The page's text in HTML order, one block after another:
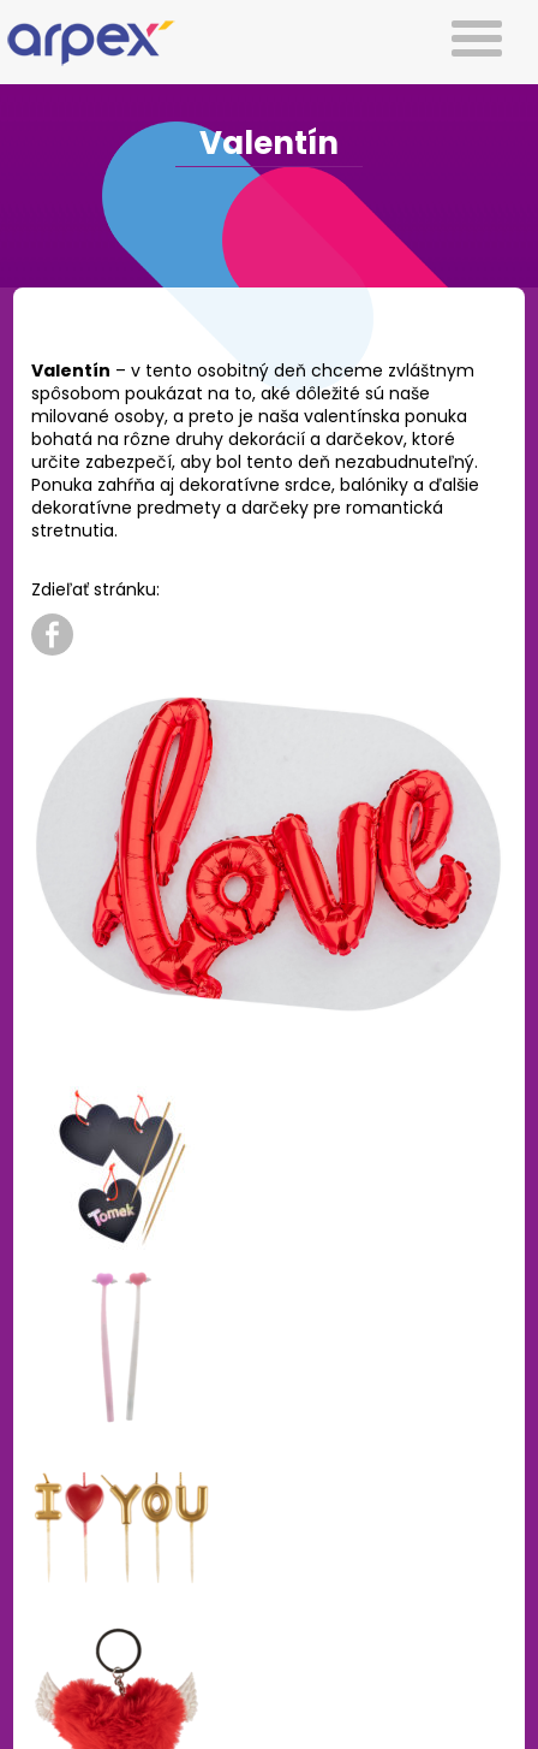
Valentín
Valentín – v tento osobitný deň chceme zvláštnym
spôsobom poukázat na to, aké dôležité sú naše
milované osoby, a preto je naša valentínska ponuka
bohatá na rôzne druhy dekorácií a darčekov, ktoré
určite zabezpečí, aby bol tento deň nezabudnuteľný.
Ponuka zahŕňa aj dekoratívne srdce, balóniky a ďalšie
dekoratívne predmety a darčeky pre romantická
stretnutia.
Zdieľať stránku: